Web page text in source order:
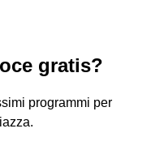
gratis?
programmi per